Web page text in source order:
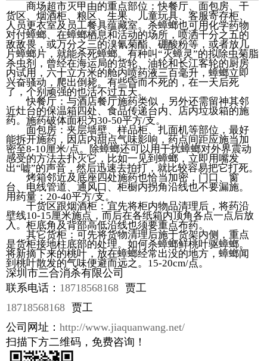
商场超市灭甲由的重点部位：快餐厅、面包房、干
货区、烟酒柜、粮区、生果、儿童玩具、客服寄存柜、
人员更衣室及员工餐具蕴藏室。杀蟑螂也可用化学药物
对付蟑螂、在蟑螂栖息和活动的场所，喷洒千分之五的
敌敌畏，或万分之三的溴氰菊酯、硼酸粉等，或者放几
片蟑螂片，就能杀死蟑螂。有种叫“灭蟑灵”的拟除虫菊脂
杀虫剂，曾经在海运局的货轮、油轮和长江客轮的厨房
内试用，六十立方米的舱内喷药液三百毫升，蟑螂立即
兴奋骚动，爬出倒毙。有些昏而不死的，在一天后死
了，个别顽强的也活不过五天。
快餐厅：与酒店餐厅施药类似，另外还需留神其邻
近灶台的保温箱四处、食品传递台内、店内垃圾箱的施
药。施药破体面积为30-50平方/支。
面包房：夹层墙壁、样品柜、扎面机等部位，最好
能拆开施药，因店内甜点气味影响，药点间距应施当加
密至8-10厘米/点。除蟑螂还可以用干扰蟑螂对外界震动
感受的方法去扑灭它，比如一见到蟑螂，立即用嘴发
出“嘘”的声音，然后迅速去拍打，就比较容易把它打死。
烤箱邻近及底座四处施药也恰当加密，门口、窗
台、电线管道、通风口、柜橱内拐角沿线也不要漏施。
用药量：20-40平方/支。
干货区跟烟酒柜：宜先将柜内物品清理后，将药沿
壁线10-15厘米施点，而后在各纸箱内顶角各点一点后放
入。柜底角及背部高低沿线也须要重点布药。
其它货柜：可先将货物清理后施于货架内侧，重点
是货柜接地柱底部的处理。如何杀蟑螂鲜桃叶驱蟑螂。
将新摘下来的桃叶，放在蟑螂经常出没的地方，蟑螂闻
到桃叶散发的气味便避而远之。15-20cm/点。
深圳市三合消杀有限公司
联系电话： 18718568168 贾工
18718568168 贾工
公司网址： http://www.jiaquanwang.net/
扫描下方二维码，免费咨询！